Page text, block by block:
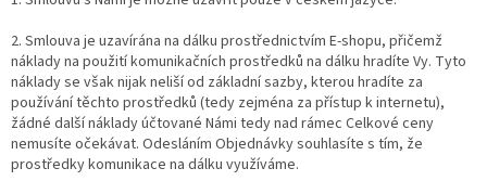
2. Smlouva je uzavírána na dálku prostřednictvím E-shopu, přičemž
náklady na použití komunikačních prostředků na dálku hradíte Vy. Tyto
náklady se však nijak neliší od základní sazby, kterou hradíte za
používání těchto prostředků (tedy zejména za přístup k internetu),
žádné další náklady účtované Námi tedy nad rámec Celkové ceny
nemusíte očekávat. Odesláním Objednávky souhlasíte s tím, že
prostředky komunikace na dálku využíváme.